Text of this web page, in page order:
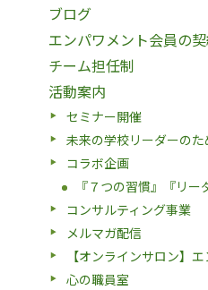
ブログ
エンパワメント会員の
チーム担任制
活動案内
セミナー開催
未来の学校リーダーのた
コラボ企画
『７つの習慣』『リ
コンサルティング事業
メルマガ配信
【オンラインサロン】
心の職員室